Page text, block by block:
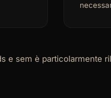
e sem è particolarmente